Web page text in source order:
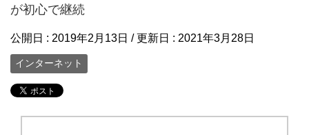
が初心で継続
公開日 : 2019年2月13日 / 更新日 : 2021年3月28日
インターネット